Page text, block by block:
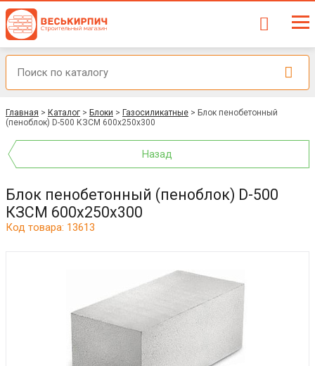
Главная > Каталог > Блоки > Газосиликатные > Блок пенобетонный
(пеноблок) D-500 КЗСМ 600x250x300
Назад
Блок пенобетонный (пеноблок) D-500
КЗСМ 600x250x300
Код товара: 13613